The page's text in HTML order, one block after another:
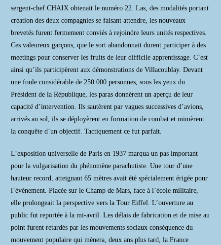
sergent-chef CHAIX obtenait le numéro 22. Las, des modalités portant
création des deux compagnies se faisant attendre, les nouveaux
brevetés furent fermement conviés à rejoindre leurs unités respectives.
Ces valeureux garçons, que le sort abandonnait durent participer à des
meetings pour conserver les fruits de leur difficile apprentissage. C’est
ainsi qu’ils participèrent aux démonstrations de Villacoublay. Devant
une foule considérable de 250 000 personnes, sous les yeux du
Président de la République, les paras donnèrent un aperçu de leur
capacité d’intervention. Ils sautèrent par vagues successives d’avions,
arrivés au sol, ils se déployèrent en formation de combat et mimèrent
la conquête d’un objectif. Tactiquement ce fut parfait.
L’exposition universelle de Paris en 1937 marqua un pas important
pour la vulgarisation du phénomène parachutiste. Une tour d’une
hauteur record, atteignant 65 mètres avait été spécialement érigée pour
l’événement. Placée sur le Champ de Mars, face à l’école militaire,
elle prolongeait la perspective vers la Tour Eiffel. L’ouverture au
public fut reportée à la mi-avril. Les délais de fabrication et de mise au
point furent retardés par les mouvements sociaux conséquence du
mouvement populaire qui mènera, deux ans plus tard, la France